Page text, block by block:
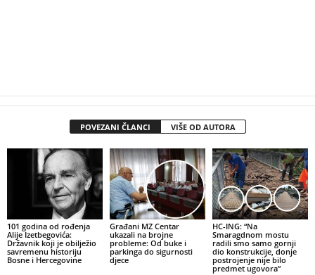
POVEZANI ČLANCI VIŠE OD AUTORA
101 godina od rođenja
Alije Izetbegovića:
Državnik koji je obilježio
savremenu historiju
Bosne i Hercegovine
Građani MZ Centar
ukazali na brojne
probleme: Od buke i
parkinga do sigurnosti
djece
HC-ING: “Na
Smaragdnom mostu
radili smo samo gornji
dio konstrukcije, donje
postrojenje nije bilo
predmet ugovora”